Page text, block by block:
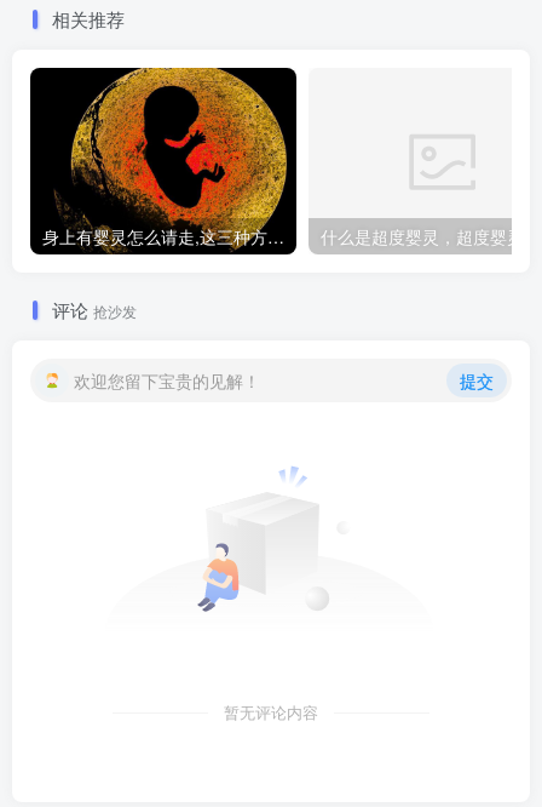
相关推荐
身上有婴灵怎么请走,这三种方法让你摆脱纠缠
评论 抢沙发
欢迎您留下宝贵的见解！ 提交
暂无评论内容